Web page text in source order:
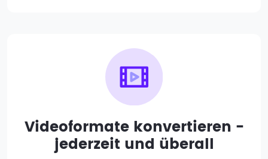
Videoformate konvertieren -
jederzeit und überall